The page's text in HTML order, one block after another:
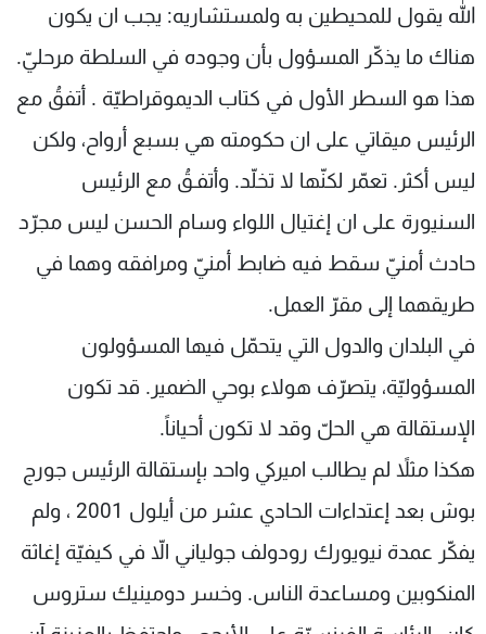
الله يقول للمحيطين به ولمستشاريه: يجب ان يكون
هناك ما يذكّر المسؤول بأن وجوده في السلطة مرحليّ.
هذا هو السطر الأول في كتاب الديموقراطيّة . أتفقُ مع
الرئيس ميقاتي على ان حكومته هي بسبع أرواح، ولكن
ليس أكثر. تعمّر لكنّها لا تخلّد. وأتفـقُ مع الرئيس
السنيورة على ان إغتيال اللواء وسام الحسن ليس مجرّد
حادث أمنيّ سقط فيه ضابط أمنيّ ومرافقه وهما في
طريقهما إلى مقرّ العمل.
في البلدان والدول التي يتحمّل فيها المسؤولون
المسؤوليّة، يتصرّف هولاء بوحي الضمير. قد تكون
الإستقالة هي الحلّ وقد لا تكون أحياناً.
هكذا مثلاً لم يطالب اميركي واحد بإستقالة الرئيس جورج
بوش بعد إعتداءات الحادي عشر من أيلول 2001 ، ولم
يفكّر عمدة نيويورك رودولف جولياني الاّ في كيفيّة إغاثة
المنكوبين ومساعدة الناس. وخسر دومينيك ستروس
لاعلاناتكم
شروط الإسـتخدام
سياسة الخصوصية